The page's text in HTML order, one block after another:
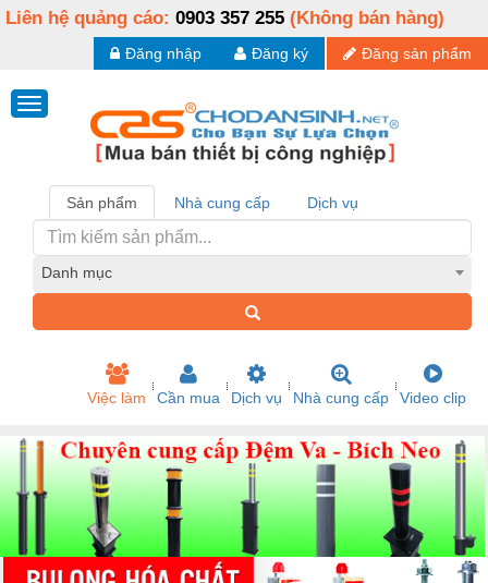
Liên hệ quảng cáo: 0903 357 255 (Không bán hàng)
Đăng sản phẩm
Đăng ký
Đăng nhập
Sản phẩm Nhà cung cấp Dịch vụ
Danh mục
Việc làm Cần mua Dịch vụ Nhà cung cấp Video clip